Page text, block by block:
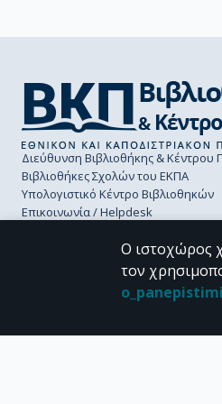
Διεύθυνση Βιβλιοθήκης &
Βιβλιοθήκες Σχολών του ΕΚΠΑ
Υπολογιστικό Κέντρο Βιβλιοθηκών
Επικοινωνία / Helpdesk
Ο ιστοχώρος
τον